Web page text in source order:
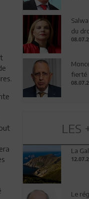
du
fierté
LES
La
Le